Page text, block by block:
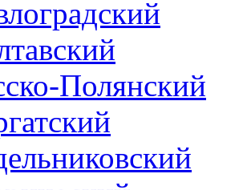
Полянский